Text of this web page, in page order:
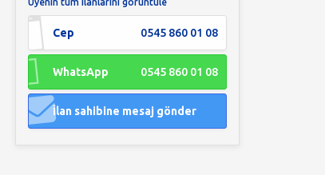
Cep 0545 860 01 08
WhatsApp 0545 860 01 08
İlan sahibine mesaj gönder